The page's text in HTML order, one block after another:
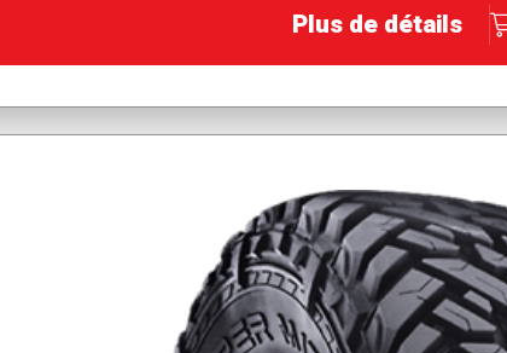
Plus de détails